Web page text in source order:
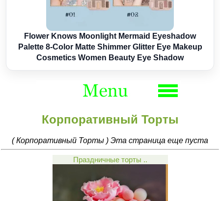
Flower Knows Moonlight Mermaid Eyeshadow
Palette 8-Color Matte Shimmer Glitter Eye Makeup
Cosmetics Women Beauty Eye Shadow
Корпоративный Торты
( Корпоративный Торты ) Эта страница еще пуста
Праздничные торты ..